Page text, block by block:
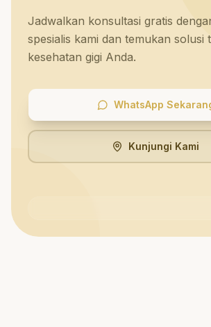
Jadwalkan konsultasi gratis
spesialis kami dan temukan solusi
kesehatan gigi Anda.
WhatsApp
Kunjungi Kami